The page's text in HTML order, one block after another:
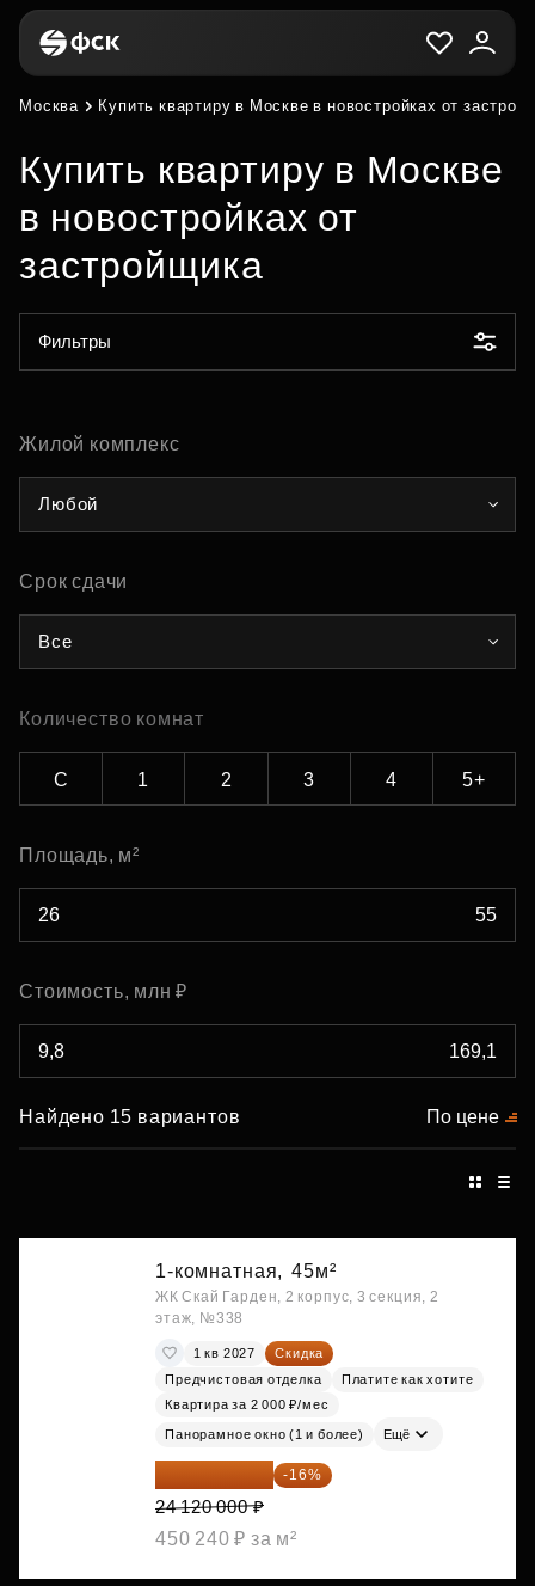
Москва Купить квартиру в Москве в новостройках от
Купить квартиру в Москве
в новостройках от
застройщика
Фильтры
Жилой комплекс
Любой
Срок сдачи
Все
Количество комнат
С 1 2 3 4 5+
Площадь, м²
Стоимость, млн ₽
Найдено 15 вариантов По цене
1-комнатная, 45м²
ЖК Скай Гарден, 2 корпус, 3 секция, 2
этаж, №338
1 кв 2027
Скидка
Предчистовая отделка
Платите как хотите
Квартира за 2 000 ₽/мес
Панорамное окно (1 и более) Ещё
20 260 800 ₽ -16%
24 120 000 ₽
450 240 ₽ за м²